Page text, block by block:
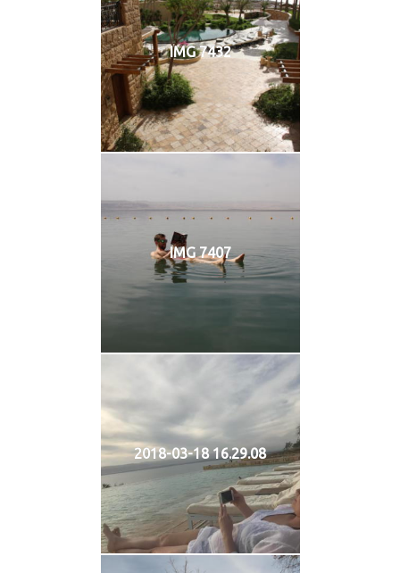
IMG 7432
IMG 7407
2018-03-18 16.29.08